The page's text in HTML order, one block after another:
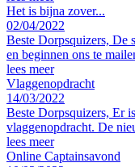
Het is bijna zover...
02/04/2022
Beste Dorpsquizers, De
en beginnen ons te
lees meer
Vlaggenopdracht
14/03/2022
Beste Dorpsquizers, Er
vlaggenopdracht. De
lees meer
Online Captainsavond